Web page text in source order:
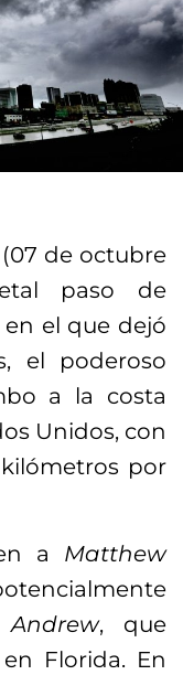
de octubre
paso de
el que dejó
el poderoso
a la costa
Unidos, con
por
a Matthew
Andrew, que
Florida. En